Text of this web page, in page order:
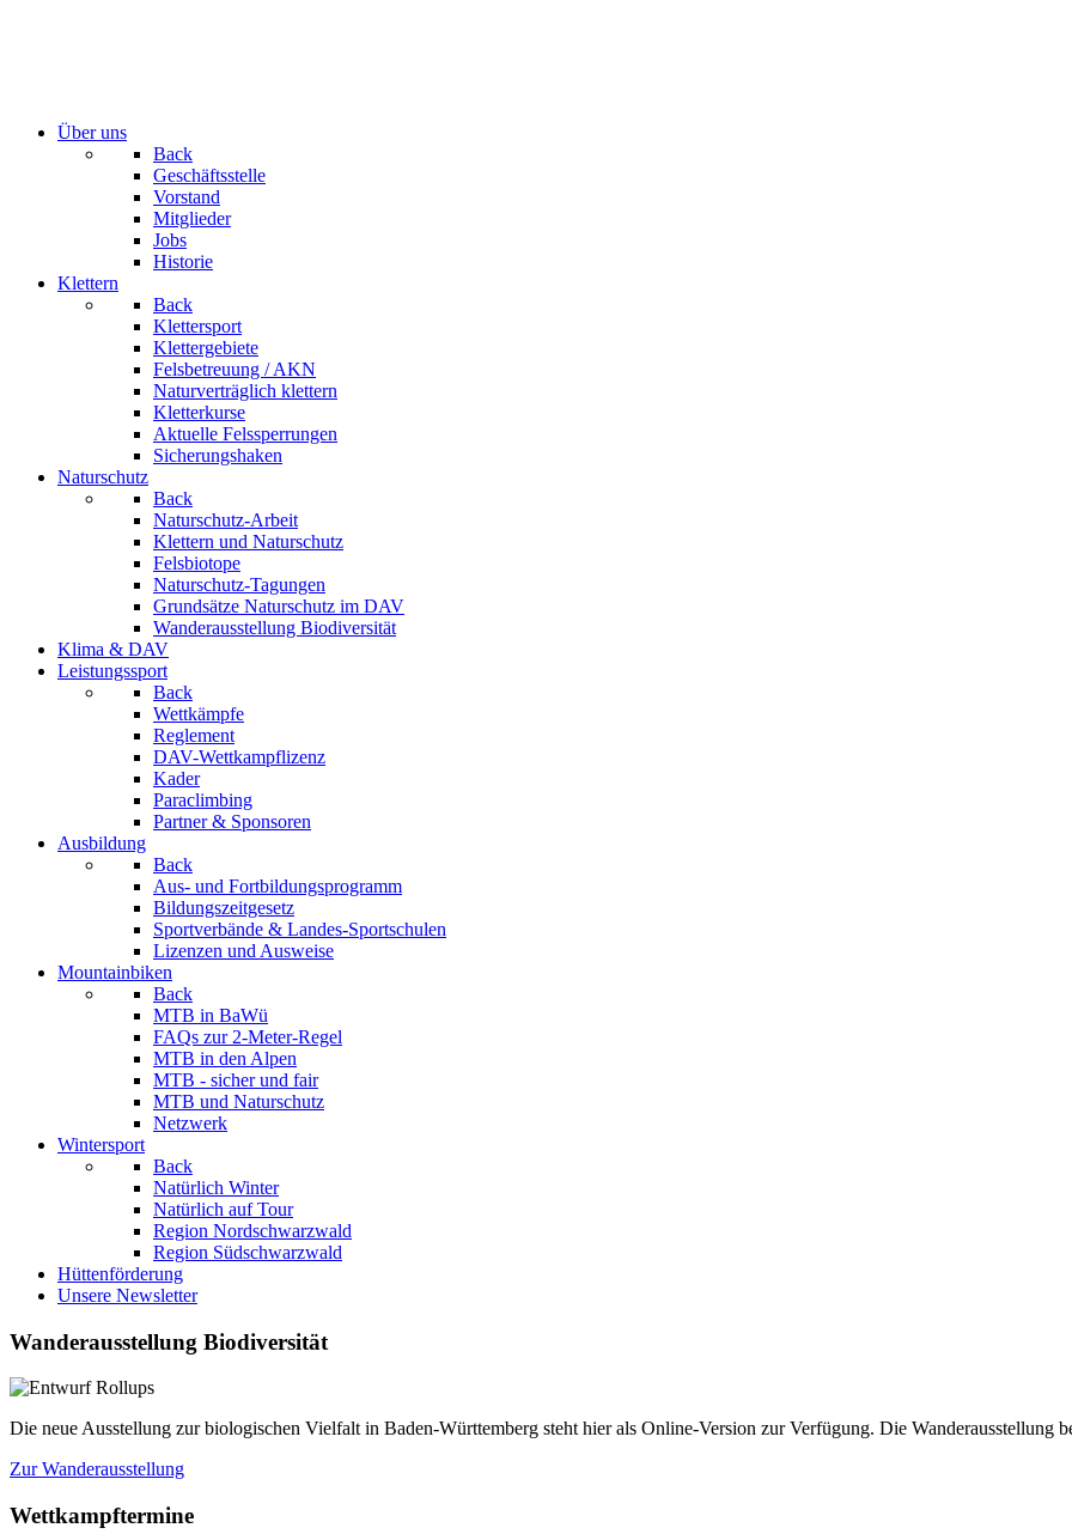
Über uns
Back
Geschäftsstelle
Vorstand
Mitglieder
Jobs
Historie
Klettern
Back
Klettersport
Klettergebiete
Felsbetreuung / AKN
Naturverträglich klettern
Kletterkurse
Aktuelle Felssperrungen
Sicherungshaken
Naturschutz
Back
Naturschutz-Arbeit
Klettern und Naturschutz
Felsbiotope
Naturschutz-Tagungen
Grundsätze Naturschutz im DAV
Wanderausstellung Biodiversität
Klima & DAV
Leistungssport
Back
Wettkämpfe
Reglement
DAV-Wettkampflizenz
Kader
Paraclimbing
Partner & Sponsoren
Ausbildung
Back
Aus- und Fortbildungsprogramm
Bildungszeitgesetz
Sportverbände & Landes-Sportschulen
Lizenzen und Ausweise
Mountainbiken
Back
MTB in BaWü
FAQs zur 2-Meter-Regel
MTB in den Alpen
MTB - sicher und fair
MTB und Naturschutz
Netzwerk
Wintersport
Back
Natürlich Winter
Natürlich auf Tour
Region Nordschwarzwald
Region Südschwarzwald
Hüttenförderung
Unsere Newsletter
Wanderausstellung Biodiversität
Die neue Ausstellung zur biologischen Vielfalt in Baden-Württemberg steht hier als Online-Version zur Verfügung. Die Wanderausstellung
Zur Wanderausstellung
Wettkampftermine